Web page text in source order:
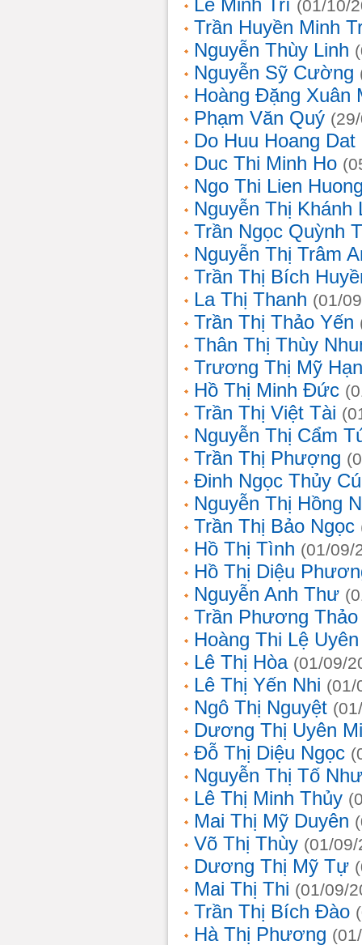
Lê Minh Trí (01/10/
Trần Huyền Minh
Nguyễn Thùy Linh
Nguyễn Sỹ Cường
Hoàng Đặng Xuân
Phạm Văn Quý
Do Huu Hoang Dat
Duc Thi Minh Ho
Ngo Thi Lien
Nguyễn Thị Khánh
Trần Ngọc Quỳnh
Nguyễn Thị Trâm
Trần Thị Bích
La Thị Thanh (01/
Trần Thị Thảo Yến
Thân Thị Thùy
Trương Thị Mỹ
Hồ Thị Minh Đức
Trần Thị Việt Tài
Nguyễn Thị Cẩm
Trần Thị Phượng
Đinh Ngọc Thủy
Nguyễn Thị Hồng
Trần Thị Bảo Ngọc
Hồ Thị Tình (01/09/
Hồ Thị Diệu
Nguyễn Anh Thư
Trần Phương Thảo
Hoàng Thi Lệ Uyên
Lê Thị Hòa (01/09/
Lê Thị Yến Nhi (01/
Ngô Thị Nguyệt
Dương Thị Uyên Mi
Đỗ Thị Diệu Ngọc
Nguyễn Thị Tố Như
Lê Thị Minh Thủy
Mai Thị Mỹ Duyên
Võ Thị Thùy (01/
Dương Thị Mỹ Tự
Mai Thị Thi (01/09/
Trần Thị Bích Đào
Hà Thị Phương